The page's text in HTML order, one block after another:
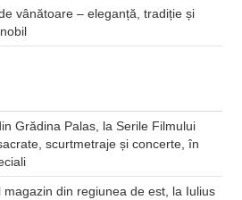
vânătoare – eleganță, tradiție și
Grădina Palas, la Serile Filmului
scurtmetraje și concerte, în
magazin din regiunea de est, la Iulius